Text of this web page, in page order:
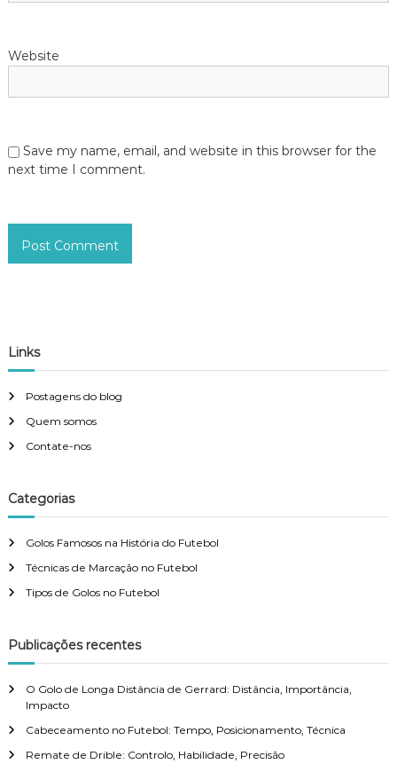
Website
Save my name, email, and website in this browser for the
next time I comment.
Links
Postagens do blog
Quem somos
Contate-nos
Categorias
Golos Famosos na História do Futebol
Técnicas de Marcação no Futebol
Tipos de Golos no Futebol
Publicações recentes
O Golo de Longa Distância de Gerrard: Distância, Importância,
Impacto
Cabeceamento no Futebol: Tempo, Posicionamento, Técnica
Remate de Drible: Controlo, Habilidade, Precisão